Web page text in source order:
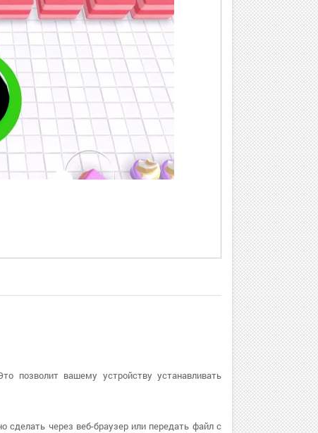
позволит вашему устройству устанавливать
сделать через веб-браузер или передать файл с